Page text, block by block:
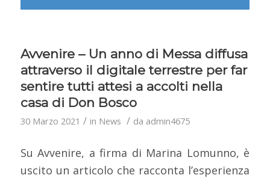
Avvenire – Un anno di Messa diffusa
attraverso il digitale terrestre per far
sentire tutti attesi a accolti nella
casa di Don Bosco
30 Marzo 2021 / in News / da admin4675
Su Avvenire, a firma di Marina Lomunno, è
uscito un articolo che racconta l’esperienza